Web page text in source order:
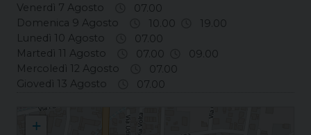
Venerdì 7 Agosto
07.00
Domenica 9 Agosto
10.00
19.00
Lunedì 10 Agosto
07.00
Martedì 11 Agosto
07.00
09.00
Mercoledì 12 Agosto
07.00
Giovedì 13 Agosto
07.00
Pegolotte S. Egidio
+